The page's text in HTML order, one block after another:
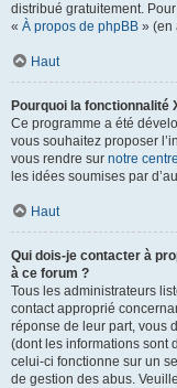
distribué gratuitement.
« À propos de phpBB » (en
Haut
Pourquoi la fonctionnalité
Ce programme a été
vous souhaitez proposer
vous rendre sur notre
les idées soumises par
Haut
Qui dois-je contacter à
à ce forum ?
Tous les administrateurs
contact approprié
réponse de leur part, vous
(dont les informations sont
celui-ci fonctionne sur un
de gestion des abus.